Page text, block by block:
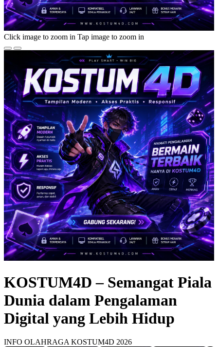
Click image to zoom in Tap image to zoom in
KOSTUM4D – Semangat Piala
Dunia dalam Pengalaman
Digital yang Lebih Hidup
INFO OLAHRAGA KOSTUM4D 2026